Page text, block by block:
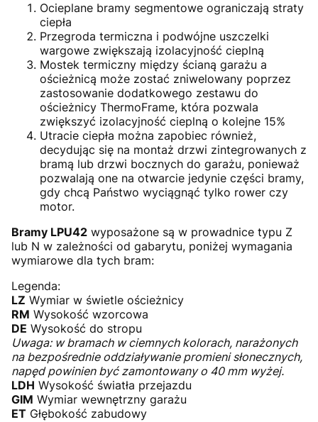
Ocieplane bramy segmentowe ograniczają straty
ciepła
Przegroda termiczna i podwójne uszczelki
wargowe zwiększają izolacyjność cieplną
Mostek termiczny między ścianą garażu a
ościeżnicą może zostać zniwelowany poprzez
zastosowanie dodatkowego zestawu do
ościeżnicy ThermoFrame, która pozwala
zwiększyć izolacyjność cieplną o kolejne 15%
Utracie ciepła można zapobiec również,
decydując się na montaż drzwi zintegrowanych z
bramą lub drzwi bocznych do garażu, ponieważ
pozwalają one na otwarcie jedynie części bramy,
gdy chcą Państwo wyciągnąć tylko rower czy
motor.
Bramy LPU42 wyposażone są w prowadnice typu Z
lub N w zależności od gabarytu, poniżej wymagania
wymiarowe dla tych bram:
Legenda:
LZ Wymiar w świetle ościeżnicy
RM Wysokość wzorcowa
DE Wysokość do stropu
Uwaga: w bramach w ciemnych kolorach, narażonych
na bezpośrednie oddziaływanie promieni słonecznych,
napęd powinien być zamontowany o 40 mm wyżej.
LDH Wysokość światła przejazdu
GIM Wymiar wewnętrzny garażu
ET Głębokość zabudowy